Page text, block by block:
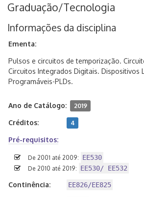
Graduação/Tecnologia
Informações da disciplina
Ementa:
Pulsos e circuitos de temporização.
Circuitos Integrados Digitais. Dispositivos
Programáveis-PLDs.
Ano de Catálogo: 2019
Créditos: 4
Pré-requisitos:
De 2001 até 2009: EE530
De 2010 até 2019: EE530/ EE532
Continência: EE826/EE825